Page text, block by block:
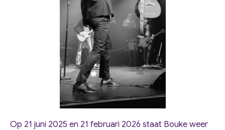
Op 21 juni 2025 en 21 februari 2026 staat Bouke weer